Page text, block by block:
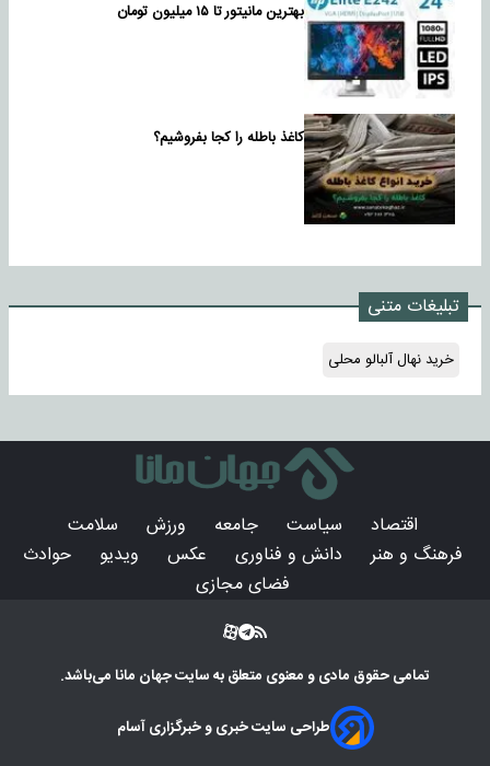
بهترین مانیتور تا ۱۵ میلیون تومان
کاغذ باطله را کجا بفروشیم؟
تبلیغات متنی
خرید نهال آلبالو محلی
اقتصاد سیاست جامعه ورزش
سلامت
فرهنگ و هنر
دانش و فناوری عکس ویدیو
حوادث
فضای مجازی
تمامی حقوق مادی و معنوی متعلق به سایتجهان مانامی‌باشد.
طراحی سایت خبری و خبرگزاری آسام